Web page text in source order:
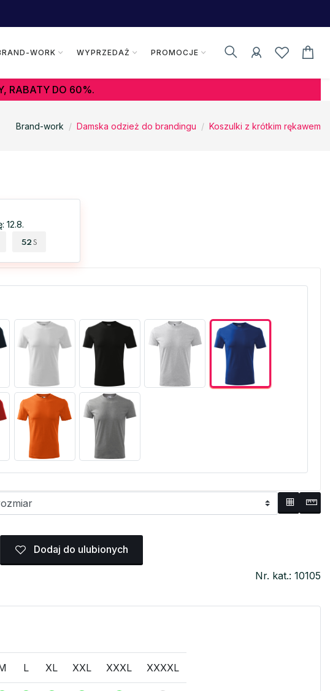
WORK WYPRZEDAŻ PROMOCJE
RABATY DO 60%.
Brand-work Damska odzież do brandingu Koszulki z krótkim rękawem
12.8.
52 S
Dodaj do ulubionych
Nr. kat.: 10105
L XL XXL XXXL XXXXL